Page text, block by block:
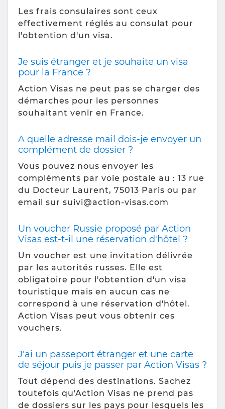
Les frais consulaires sont ceux
effectivement réglés au consulat pour
l'obtention d'un visa.
Je suis étranger et je souhaite un visa
pour la France ?
Action Visas ne peut pas se charger des
démarches pour les personnes
souhaitant venir en France.
A quelle adresse mail dois-je envoyer un
complément de dossier ?
Vous pouvez nous envoyer les
compléments par voie postale au : 13 rue
du Docteur Laurent, 75013 Paris ou par
email sur suivi@action-visas.com
Un voucher Russie proposé par Action
Visas est-t-il une réservation d'hôtel ?
Un voucher est une invitation délivrée
par les autorités russes. Elle est
obligatoire pour l'obtention d'un visa
touristique mais en aucun cas ne
correspond à une réservation d'hôtel.
Action Visas peut vous obtenir ces
vouchers.
J'ai un passeport étranger et une carte
de séjour puis je passer par Action Visas ?
Tout dépend des destinations. Sachez
toutefois qu'Action Visas ne prend pas
de dossiers sur les pays pour lesquels les